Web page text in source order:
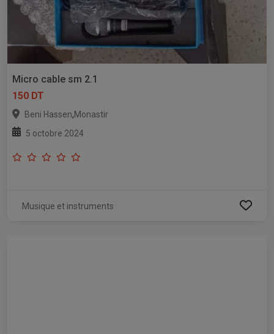
Micro cable sm 2.1
150 DT
Beni Hassen,Monastir
5 octobre 2024
Musique et instruments